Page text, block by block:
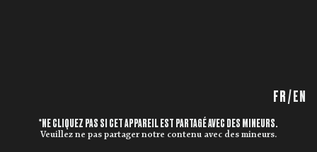
FR/ EN
*NE CLIQUEZ PAS SI CET APPAREIL EST PARTAGÉ AVEC DES MINEURS.
Veuillez ne pas partager notre contenu avec des mineurs.